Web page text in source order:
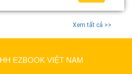
Xem tất cả >>
EZBOOK VIỆT NAM